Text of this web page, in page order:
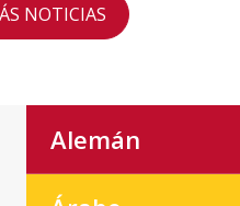
NOTICIAS
Alemán